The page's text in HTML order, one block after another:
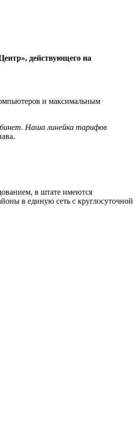
действующего на
и максимальным
Наша линейка тарифов
в штате имеются
в единую сеть с круглосуточной